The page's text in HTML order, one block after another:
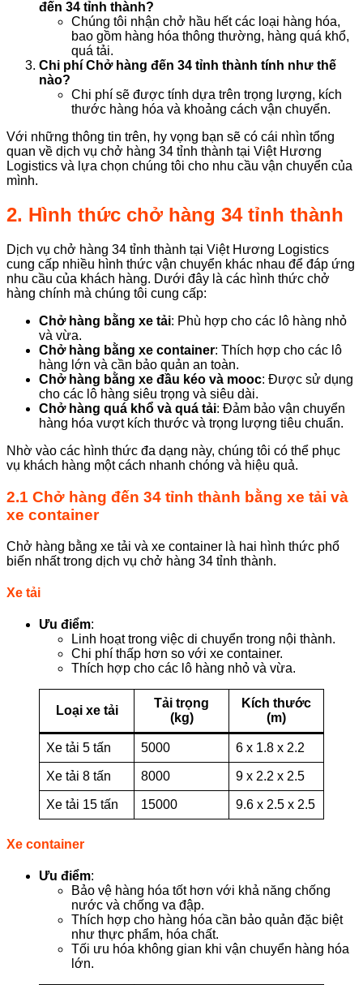
đến 34 tỉnh thành?
Chúng tôi nhận chở hầu hết các loại hàng hóa,
bao gồm hàng hóa thông thường, hàng quá khổ,
quá tải.
Chi phí Chở hàng đến 34 tỉnh thành tính như thế
nào?
Chi phí sẽ được tính dựa trên trọng lượng, kích
thước hàng hóa và khoảng cách vận chuyển.
Với những thông tin trên, hy vọng bạn sẽ có cái nhìn tổng
quan về dịch vụ chở hàng 34 tỉnh thành tại Việt Hương
Logistics và lựa chọn chúng tôi cho nhu cầu vận chuyển của
mình.
2. Hình thức chở hàng 34 tỉnh thành
Dịch vụ chở hàng 34 tỉnh thành tại Việt Hương Logistics
cung cấp nhiều hình thức vận chuyển khác nhau để đáp ứng
nhu cầu của khách hàng. Dưới đây là các hình thức chở
hàng chính mà chúng tôi cung cấp:
Chở hàng bằng xe tải: Phù hợp cho các lô hàng nhỏ
và vừa.
Chở hàng bằng xe container: Thích hợp cho các lô
hàng lớn và cần bảo quản an toàn.
Chở hàng bằng xe đầu kéo và mooc: Được sử dụng
cho các lô hàng siêu trọng và siêu dài.
Chở hàng quá khổ và quá tải: Đảm bảo vận chuyển
hàng hóa vượt kích thước và trọng lượng tiêu chuẩn.
Nhờ vào các hình thức đa dạng này, chúng tôi có thể phục
vụ khách hàng một cách nhanh chóng và hiệu quả.
2.1 Chở hàng đến 34 tỉnh thành bằng xe tải và
xe container
Chở hàng bằng xe tải và xe container là hai hình thức phổ
biến nhất trong dịch vụ chở hàng 34 tỉnh thành.
Xe tải
Ưu điểm:
Linh hoạt trong việc di chuyển trong nội thành.
Chi phí thấp hơn so với xe container.
Thích hợp cho các lô hàng nhỏ và vừa.
Loại xe tải
Tải trọng
(kg)
Kích thước
(m)
Xe tải 5 tấn 5000 6 x 1.8 x 2.2
Xe tải 8 tấn 8000 9 x 2.2 x 2.5
Xe tải 15 tấn 15000 9.6 x 2.5 x 2.5
Xe container
Ưu điểm:
Bảo vệ hàng hóa tốt hơn với khả năng chống
nước và chống va đập.
Thích hợp cho hàng hóa cần bảo quản đặc biệt
như thực phẩm, hóa chất.
Tối ưu hóa không gian khi vận chuyển hàng hóa
lớn.